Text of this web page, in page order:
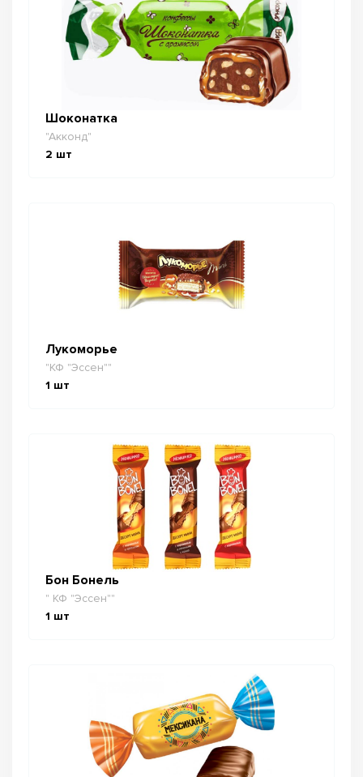
Шоконатка
"Акконд"
2 шт
Лукоморье
"КФ "Эссен""
1 шт
Бон Бонель
" КФ "Эссен""
1 шт